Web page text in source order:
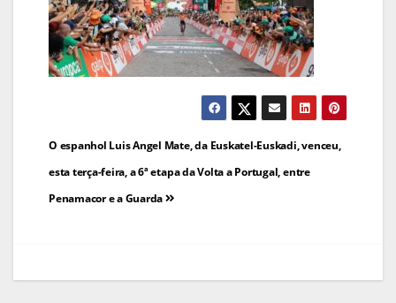
Navegação
de
artigos
O espanhol Luis Angel Mate, da Euskatel-Euskadi, venceu,
esta terça-feira, a 6ª etapa da Volta a Portugal, entre
Penamacor e a Guarda